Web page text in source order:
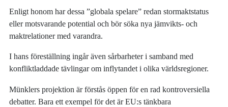
Enligt honom har dessa ”globala spelare” redan stormaktstatus
eller motsvarande potential och bör söka nya jämvikts- och
maktrelationer med varandra.
I hans föreställning ingår även sårbarheter i samband med
konfliktladdade tävlingar om inflytandet i olika världsregioner.
Münklers projektion är förstås öppen för en rad kontroversiella
debatter. Bara ett exempel för det är EU:s tänkbara